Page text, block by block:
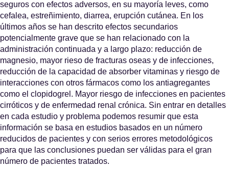
seguros con efectos adversos, en su mayoría leves, como
cefalea, estreñimiento, diarrea, erupción cutánea. En los
últimos años se han descrito efectos secundarios
potencialmente grave que se han relacionado con la
administración continuada y a largo plazo: reducción de
magnesio, mayor rieso de fracturas oseas y de infecciones,
reducción de la capacidad de absorber vitaminas y riesgo de
interacciones con otros fármacos como los antiagregantes
como el clopidogrel. Mayor riesgo de infecciones en pacientes
cirróticos y de enfermedad renal crónica. Sin entrar en detalles
en cada estudio y problema podemos resumir que esta
información se basa en estudios basados en un número
reducidos de pacientes y con serios errores metodológicos
para que las conclusiones puedan ser válidas para el gran
número de pacientes tratados.